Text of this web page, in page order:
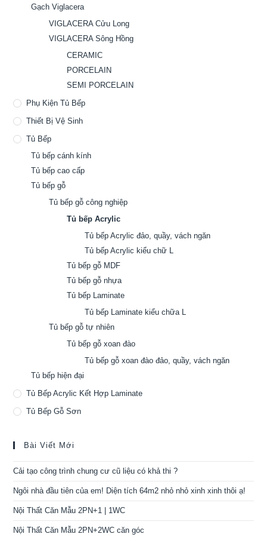
Gạch Viglacera
VIGLACERA Cửu Long
VIGLACERA Sông Hồng
CERAMIC
PORCELAIN
SEMI PORCELAIN
Phụ Kiện Tủ Bếp
Thiết Bị Vệ Sinh
Tủ Bếp
Tủ bếp cánh kính
Tủ bếp cao cấp
Tủ bếp gỗ
Tủ bếp gỗ công nghiệp
Tủ bếp Acrylic
Tủ bếp Acrylic đảo, quầy, vách ngăn
Tủ bếp Acrylic kiểu chữ L
Tủ bếp gỗ MDF
Tủ bếp gỗ nhựa
Tủ bếp Laminate
Tủ bếp Laminate kiểu chữa L
Tủ bếp gỗ tự nhiên
Tủ bếp gỗ xoan đào
Tủ bếp gỗ xoan đào đảo, quầy, vách ngăn
Tủ bếp hiện đại
Tủ Bếp Acrylic Kết Hợp Laminate
Tủ Bếp Gỗ Sơn
Bài Viết Mới
Cải tạo công trình chung cư cũ liệu có khả thi ?
Ngôi nhà đầu tiên của em! Diện tích 64m2 nhỏ nhỏ xinh xinh thôi ạ!
Nội Thất Căn Mẫu 2PN+1 | 1WC
Nội Thất Căn Mẫu 2PN+2WC căn góc